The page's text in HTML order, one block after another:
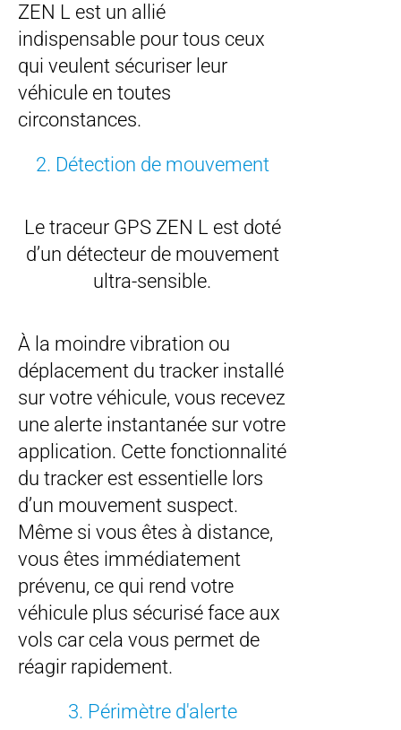
ZEN L est un allié
indispensable pour tous ceux
qui veulent sécuriser leur
véhicule en toutes
circonstances.
2. Détection de mouvement
Le traceur GPS ZEN L est doté
d’un détecteur de mouvement
ultra-sensible.
À la moindre vibration ou
déplacement du tracker installé
sur votre véhicule, vous recevez
une alerte instantanée sur votre
application. Cette fonctionnalité
du tracker est essentielle lors
d’un mouvement suspect.
Même si vous êtes à distance,
vous êtes immédiatement
prévenu, ce qui rend votre
véhicule plus sécurisé face aux
vols car cela vous permet de
réagir rapidement.
3. Périmètre d'alerte